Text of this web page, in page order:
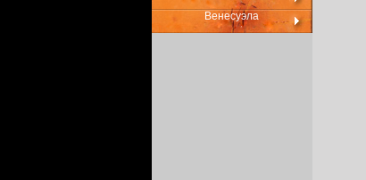
Венесуэла